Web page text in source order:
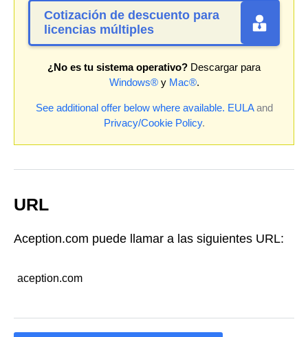
Cotización de descuento para
licencias múltiples
¿No es tu sistema operativo? Descargar para
Windows®y Mac®.
See additional offer below where available. EULAand
Privacy/Cookie Policy.
URL
Aception.com puede llamar a las siguientes URL:
aception.com